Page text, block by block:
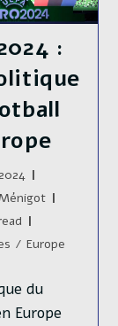
:
/ Europe
du
Europe